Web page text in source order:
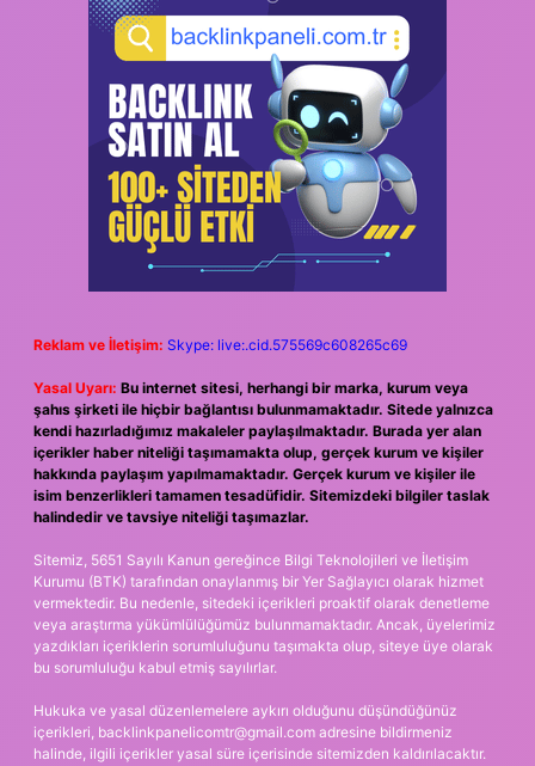
Reklam ve İletişim: Skype: live:.cid.575569c608265c69
Yasal Uyarı: Bu internet sitesi, herhangi bir marka, kurum veya
şahıs şirketi ile hiçbir bağlantısı bulunmamaktadır. Sitede yalnızca
kendi hazırladığımız makaleler paylaşılmaktadır. Burada yer alan
içerikler haber niteliği taşımamakta olup, gerçek kurum ve kişiler
hakkında paylaşım yapılmamaktadır. Gerçek kurum ve kişiler ile
isim benzerlikleri tamamen tesadüfidir. Sitemizdeki bilgiler taslak
halindedir ve tavsiye niteliği taşımazlar.
Sitemiz, 5651 Sayılı Kanun gereğince Bilgi Teknolojileri ve İletişim
Kurumu (BTK) tarafından onaylanmış bir Yer Sağlayıcı olarak hizmet
vermektedir. Bu nedenle, sitedeki içerikleri proaktif olarak denetleme
veya araştırma yükümlülüğümüz bulunmamaktadır. Ancak, üyelerimiz
yazdıkları içeriklerin sorumluluğunu taşımakta olup, siteye üye olarak
bu sorumluluğu kabul etmiş sayılırlar.
Hukuka ve yasal düzenlemelere aykırı olduğunu düşündüğünüz
içerikleri, backlinkpanelicomtr@gmail.com adresine bildirmeniz
halinde, ilgili içerikler yasal süre içerisinde sitemizden kaldırılacaktır.